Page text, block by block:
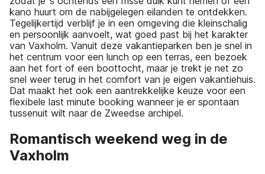
kano huurt om de nabijgelegen eilanden te ontdekken.
Tegelijkertijd verblijf je in een omgeving die kleinschalig
en persoonlijk aanvoelt, wat goed past bij het karakter
van Vaxholm. Vanuit deze vakantieparken ben je snel in
het centrum voor een lunch op een terras, een bezoek
aan het fort of een boottocht, maar je trekt je net zo
snel weer terug in het comfort van je eigen vakantiehuis.
Dat maakt het ook een aantrekkelijke keuze voor een
flexibele last minute booking wanneer je er spontaan
tussenuit wilt naar de Zweedse archipel.
Romantisch weekend weg in de
Vaxholm